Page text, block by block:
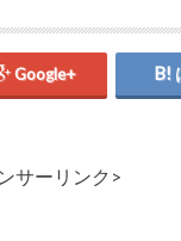
Google+
サーリンク>